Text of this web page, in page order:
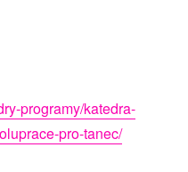
programy/katedra-
pro-tanec/